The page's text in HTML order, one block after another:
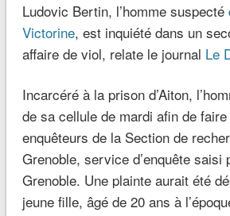
Ludovic Bertin, l’homme suspecté
Victorine, est inquiété dans un
affaire de viol, relate le journal Le
Incarcéré à la prison d’Aiton,
de sa cellule de mardi afin de
enquêteurs de la Section de
Grenoble, service d’enquête saisi
Grenoble. Une plainte aurait été
jeune fille, âgé de 20 ans à